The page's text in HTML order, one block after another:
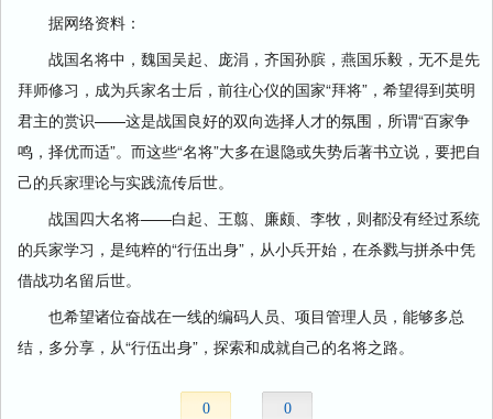
据网络资料：
战国名将中，魏国吴起、庞涓，齐国孙膑，燕国乐毅，无不是先
拜师修习，成为兵家名士后，前往心仪的国家“拜将”，希望得到英明
君主的赏识——这是战国良好的双向选择人才的氛围，所谓“百家争
鸣，择优而适”。而这些“名将”大多在退隐或失势后著书立说，要把自
己的兵家理论与实践流传后世。
战国四大名将——白起、王翦、廉颇、李牧，则都没有经过系统
的兵家学习，是纯粹的“行伍出身”，从小兵开始，在杀戮与拼杀中凭
借战功名留后世。
也希望诸位奋战在一线的编码人员、项目管理人员，能够多总
结，多分享，从“行伍出身”，探索和成就自己的名将之路。
0 0